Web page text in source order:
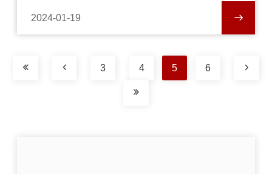
2024-01-19
3 4 5 6